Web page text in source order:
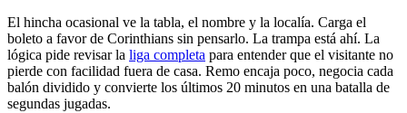
El hincha ocasional ve la tabla, el nombre y la localía. Carga el
boleto a favor de Corinthians sin pensarlo. La trampa está ahí. La
lógica pide revisar la liga completa para entender que el visitante no
pierde con facilidad fuera de casa. Remo encaja poco, negocia cada
balón dividido y convierte los últimos 20 minutos en una batalla de
segundas jugadas.